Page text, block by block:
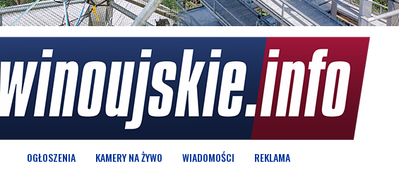
OGŁOSZENIA KAMERY NA ŻYWO WIADOMOŚCI REKLAMA